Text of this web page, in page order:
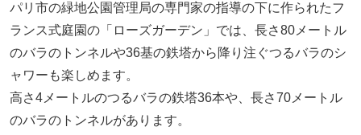
パリ市の緑地公園管理局の専門家の指導の下に作られたフ
ランス式庭園の「ローズガーデン」では、長さ80メートル
のバラのトンネルや36基の鉄塔から降り注ぐつるバラのシ
ャワーも楽しめます。
高さ4メートルのつるバラの鉄塔36本や、長さ70メートル
のバラのトンネルがあります。